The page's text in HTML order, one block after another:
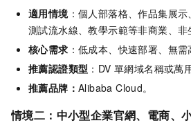
適用情境：個人部落格、作品集展
測試流水線、教學示範等非商業、非
核心需求 ：低成本、快速部署、無需
推薦認證類型 ：DV 單網域名稱或萬
推薦品牌： Alibaba Cloud。
情境二：中小型企業官網、電商、